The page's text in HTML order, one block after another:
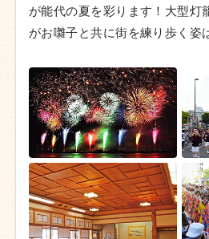
が能代の夏を彩ります！大型灯
がお囃子と共に街を練り歩く姿